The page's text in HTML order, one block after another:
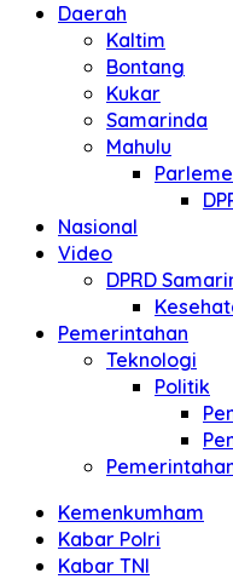
Daerah
Kaltim
Bontang
Kukar
Samarinda
Mahulu
Nasional
Video
DPRD
Pemerintahan
Teknologi
Politik
Kemenkumham
Kabar Polri
Kabar TNI